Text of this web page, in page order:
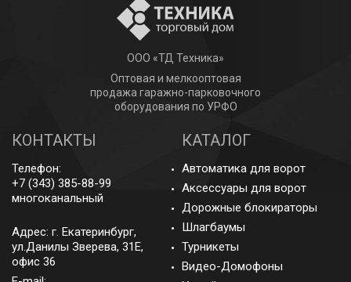
ООО «ТД Техника»
Оптовая и мелкооптовая
продажа гаражно-парковочного
оборудования по УРФО
КОНТАКТЫ
Телефон:
+7 (343) 385-88-99
многоканальный
Адрес: г. Екатеринбург,
ул.Данилы Зверева, 31Е,
офис 36
КАТАЛОГ
Автоматика для ворот
Аксессуары для ворот
Дорожные блокираторы
Шлагбаумы
Турникеты
Видео-Домофоны